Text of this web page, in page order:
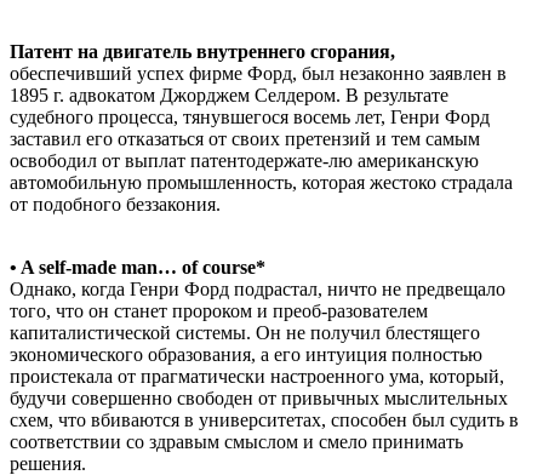
Патент на двигатель внутреннего сгорания,
обеспечивший успех фирме Форд, был незаконно заявлен в
1895 г. адвокатом Джорджем Селдером. В результате
судебного процесса, тянувшегося восемь лет, Генри Форд
заставил его отказаться от своих претензий и тем самым
освободил от выплат патентодержате-лю американскую
автомобильную промышленность, которая жестоко страдала
от подобного беззакония.
• A self-made man… of course*
Однако, когда Генри Форд подрастал, ничто не предвещало
того, что он станет пророком и преоб-разователем
капиталистической системы. Он не получил блестящего
экономического образования, а его интуиция полностью
проистекала от прагматически настроенного ума, который,
будучи совершенно свободен от привычных мыслительных
схем, что вбиваются в университетах, способен был судить в
соответствии со здравым смыслом и смело принимать
решения.